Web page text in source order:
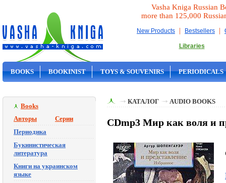
Vasha Kniga Russian
more than 125,000
New Products | Bestsellers |
Libraries
BOOKS BOOKINIST TOYS & SOUVENIRS PERIODICALS
Books
Авторы
Серии
Периодика
Букинистическая
литература
Книги на украинском
языке
КАТАЛОГ AUDIO BOOKS
CDmp3 Мир как воля и